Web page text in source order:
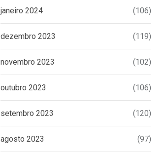
janeiro 2024 (106)
dezembro 2023 (119)
novembro 2023 (102)
outubro 2023 (106)
setembro 2023 (120)
agosto 2023 (97)